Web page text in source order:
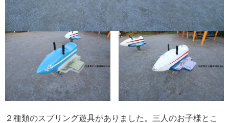
２種類のスプリング遊具がありました。三人のお子様とこ